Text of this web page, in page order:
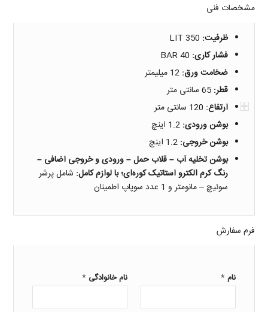
مشخصات فنی
ظرفيت:
فشار كاری:
ضخامت ورق: 12 میلیمتر
قطر: 65 سانتی متر
ارتفاع:
بوشن ورودی: 1.2 اینچ
بوشن خروجی: 1.2 اینچ
بوشن تخلیه آب – قلاب حمل – ورودی و خروجی اضافی –
رنگ کرم الکترو استاتیک کوره‌ای؛ با لوازم کامل: شامل پرشر
سوئیچ – مانومتر و 1 عدد سوپاپ اطمینان
فرم سفارش
نام* نام خانوادگی *